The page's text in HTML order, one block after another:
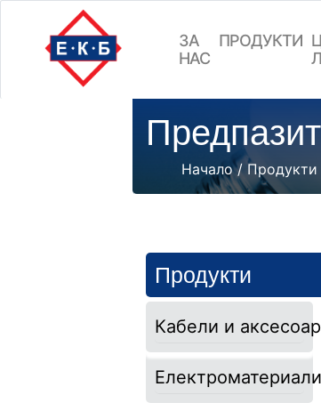
ЗА
НАС
ПРОДУКТИ
Начало/ Продукти
Продукти
Кабели и
Електроматериали